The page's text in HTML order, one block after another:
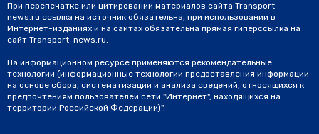
При перепечатке или цитировании материалов сайта Transport-
news.ru ссылка на источник обязательна, при использовании в
Интернет-изданиях и на сайтах обязательна прямая гиперссылка на
сайт Transport-news.ru.
На информационном ресурсе применяются рекомендательные
технологии (информационные технологии предоставления информации
на основе сбора, систематизации и анализа сведений, относящихся к
предпочтениям пользователей сети "Интернет", находящихся на
территории Российской Федерации)".